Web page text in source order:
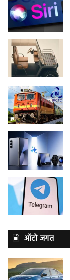
ऑटो जगत